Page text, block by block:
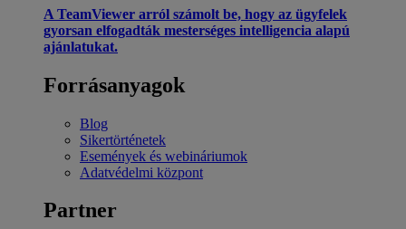
A TeamViewer arról számolt be, hogy az ügyfelek
gyorsan elfogadták mesterséges intelligencia alapú
ajánlatukat.
Forrásanyagok
Blog
Sikertörténetek
Események és webináriumok
Adatvédelmi központ
Partner